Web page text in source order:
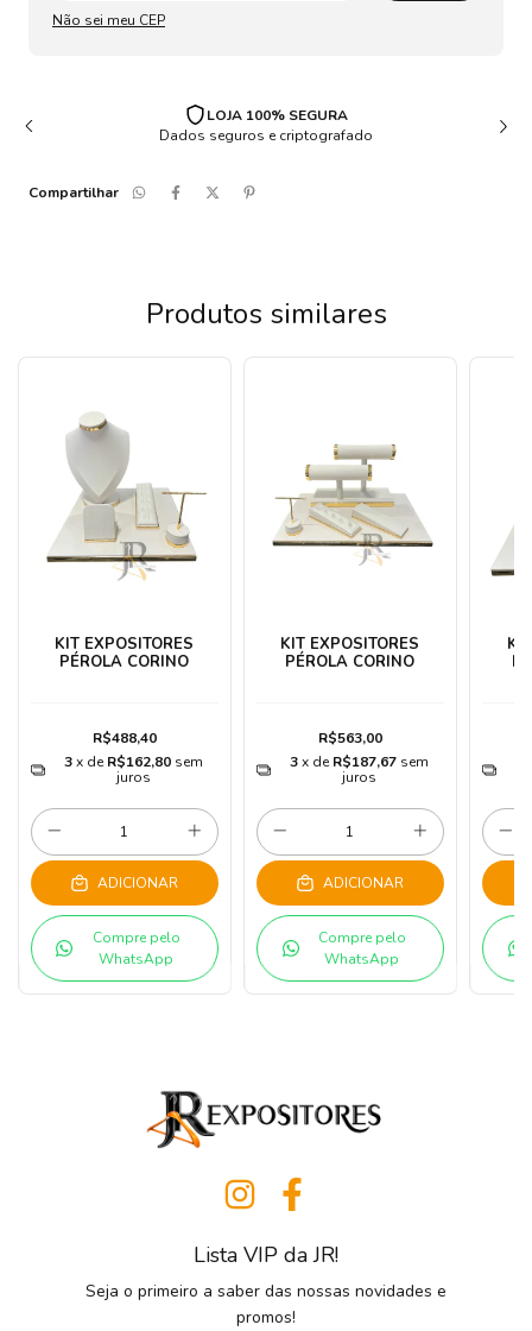
Não sei meu CEP
LOJA 100% SEGURA
Dados seguros e criptografado
Compartilhar
Produtos similares
KIT EXPOSITORES
PÉROLA CORINO
R$488,40
3 x de R$162,80 sem
juros
ADICIONAR
Compre pelo
WhatsApp
KIT EXPOSITORES
PÉROLA CORINO
R$563,00
3 x de R$187,67 sem
juros
ADICIONAR
Compre pelo
WhatsApp
Lista VIP da JR!
Seja o primeiro a saber das nossas novidades e
promos!